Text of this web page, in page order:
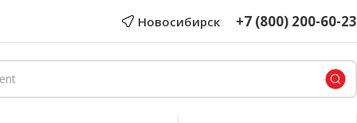
Новосибирск +7 (800) 200-60-23